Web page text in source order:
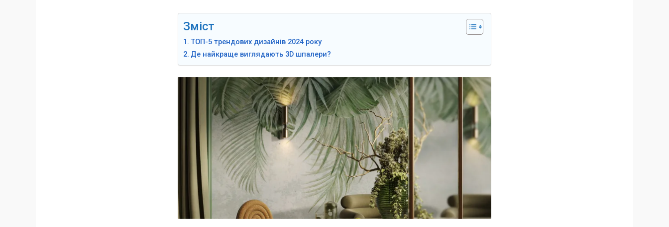
Зміст
ТОП-5 трендових дизайнів 2024 року
Де найкраще виглядають 3D шпалери?